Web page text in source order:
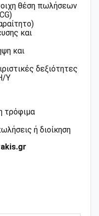
θέση πωλήσεων
και
και
δεξιότητες
Υ
τρόφιμα
ή διοίκηση